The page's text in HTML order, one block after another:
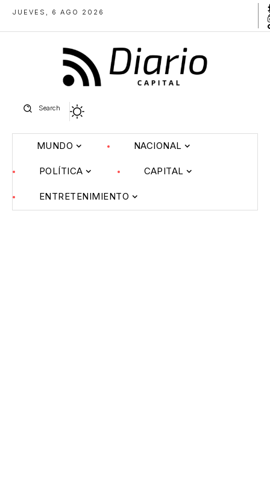
JUEVES, 6 AGO 2026
Search
MUNDO NACIONAL
POLÍTICA CAPITAL
ENTRETENIMIENTO